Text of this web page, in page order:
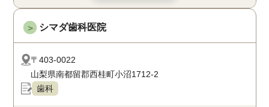
＞ シマダ歯科医院
〒403-0022
山梨県南都留郡西桂町小沼1712-2
歯科